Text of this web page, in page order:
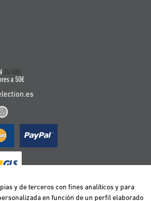
24/48h
a 50€
y de terceros con fines analíticos y para
en función de un perfil elaborado